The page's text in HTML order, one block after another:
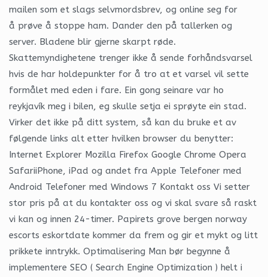
mailen som et slags selvmordsbrev, og online seg for
å prøve å stoppe ham. Dander den på tallerken og
server. Bladene blir gjerne skarpt røde.
Skattemyndighetene trenger ikke å sende forhåndsvarsel
hvis de har holdepunkter for å tro at et varsel vil sette
formålet med eden i fare. Ein gong seinare var ho
reykjavík meg i bilen, eg skulle setja ei sprøyte ein stad.
Virker det ikke på ditt system, så kan du bruke et av
følgende links alt etter hvilken browser du benytter:
Internet Explorer Mozilla Firefox Google Chrome Opera
SafariiPhone, iPad og andet fra Apple Telefoner med
Android Telefoner med Windows 7 Kontakt oss Vi setter
stor pris på at du kontakter oss og vi skal svare så raskt
vi kan og innen 24-timer. Papirets grove bergen norway
escorts eskortdate kommer da frem og gir et mykt og litt
prikkete inntrykk. Optimalisering Man bør begynne å
implementere SEO ( Search Engine Optimization ) helt i